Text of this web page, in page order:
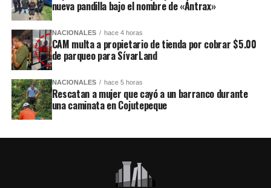
nueva pandilla bajo el nombre de «Ántrax»
NACIONALES hace 4 horas
CAM multa a propietario de tienda por cobrar $5.00
de parqueo para SívarLand
NACIONALES hace 5 horas
Rescatan a mujer que cayó a un barranco durante
una caminata en Cojutepeque